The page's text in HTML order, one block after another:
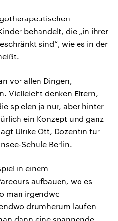
behandelt, die „in ihrer
sind“, wie es in der
vor allen Dingen,
Vielleicht denken Eltern,
spielen ja nur, aber hinter
ein Konzept und ganz
Ulrike Ott, Dozentin für
Schule Berlin.
in einem
aufbauen, wo es
man irgendwo
drumherum laufen
dann eine spannende